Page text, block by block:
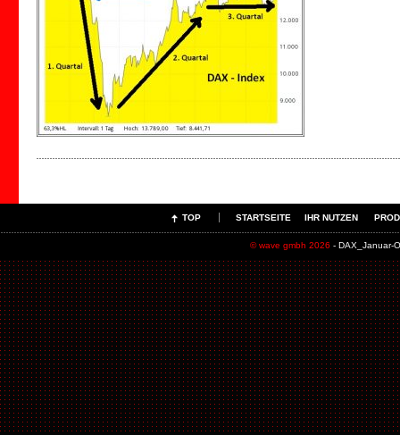
TOP STARTSEITE IHR NUTZEN
© wave gmbh 2026 - DAX_Januar-